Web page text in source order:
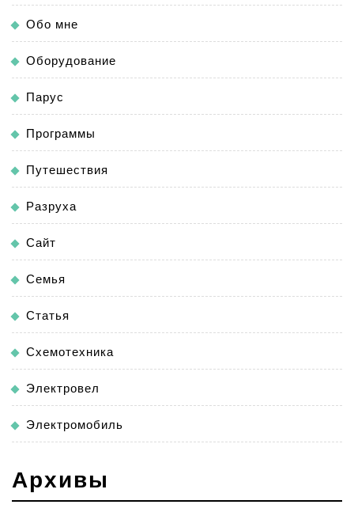
Обо мне
Оборудование
Парус
Программы
Путешествия
Разруха
Сайт
Семья
Статья
Схемотехника
Электровел
Электромобиль
Архивы